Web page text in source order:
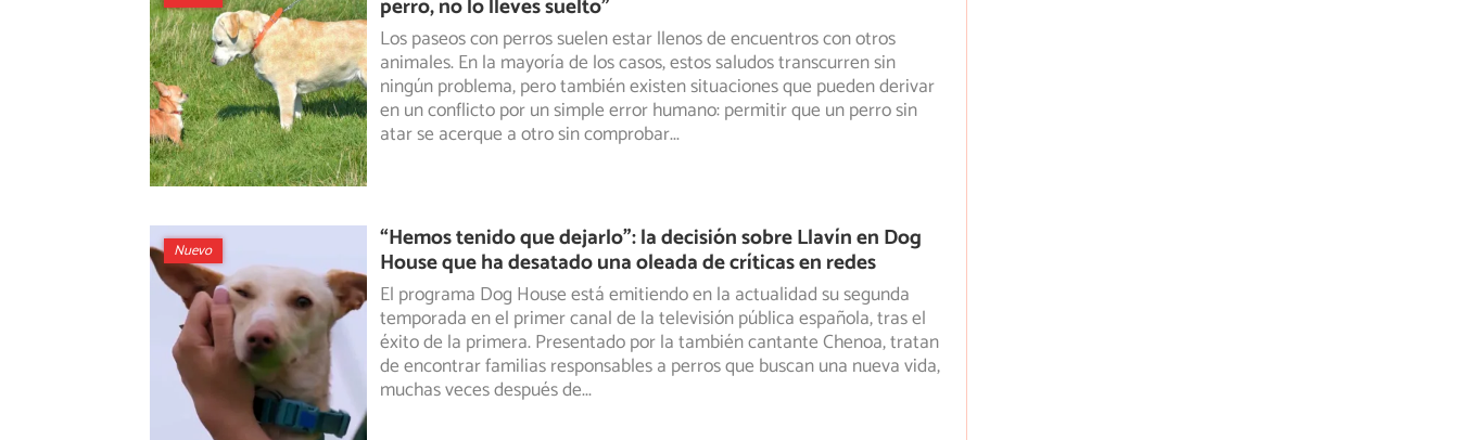
Los paseos con perros suelen estar llenos de encuentros con otros
animales. En la mayoría de los casos, estos saludos transcurren sin
ningúnproblema, pero también existen situaciones que pueden derivar
en un conflicto por un simple error humano: permitir que un perro sin
atar se acerque a otro sin comprobar...
“Hemos tenido que dejarlo”: la decisión sobre Llavín en Dog
House que ha desatado una oleada de críticas en redes
Nuevo
El programa Dog House está emitiendo en la actualidad su segunda
temporada en el primer canal de la televisión pública española, tras el
éxitode la primera. Presentado por la también cantante Chenoa, tratan
de encontrar familias responsables a perros que buscan una nueva vida,
muchas veces después de...